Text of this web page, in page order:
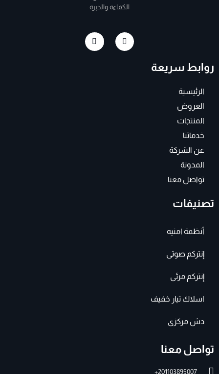
الكفاءة والخبرة
F
a
c
I
n
s
روابط سريعة
الرئيسية
العروض
المنتجات
خدماتنا
عن الشركة
المدونة
تواصل معنا
تصنيفات
أنظمة امنيه
إنتركم صوتى
إنتركم مرئى
اسلاك تيار خفيف
دش مركزى
تواصل معنا
201103895007+